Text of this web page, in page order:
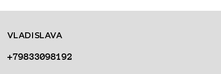
+79833098192
VLADISLAVA